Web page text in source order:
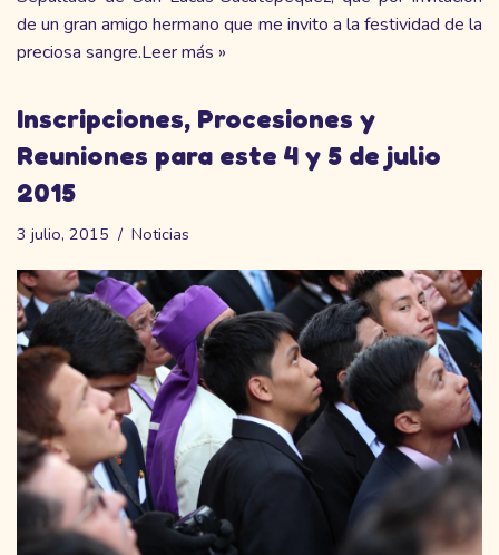
de un gran amigo hermano que me invito a la festividad de la
preciosa sangre.Leer más »
Inscripciones, Procesiones y
Reuniones para este 4 y 5 de julio
2015
3 julio, 2015 Noticias